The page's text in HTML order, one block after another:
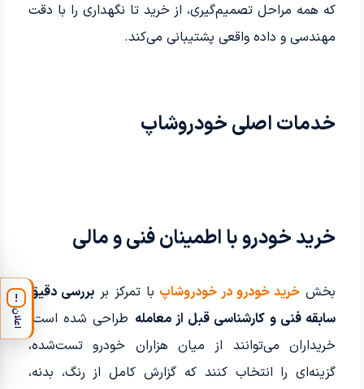
که همه مراحل تصمیم‌گیری، از خرید تا نگهداری را با دقت
مهندسی و داده واقعی پشتیبانی می‌کند.
خدمات اصلی خودروشاپ
خرید خودرو با اطمینان فنی و مالی
بخش خرید خودرو در خودروشاپ با تمرکز بربررسی دقیق
سابقه فنی و کارشناسی قبل از معامله طراحی شده است.
خریداران می‌توانند از میان هزاران خودرو تست‌شده،
گزینه‌ای را انتخاب کنند که گزارش کامل از رنگ، بدنه،
!
اعلان